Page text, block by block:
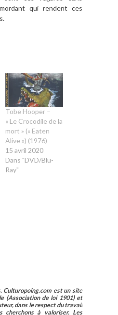
qui rendent ces
Tobe Hooper –
« Le Crocodile de la
mort » (« Eaten
Alive ») (1976)
15 avril 2020
Dans "DVD/Blu-
Ray"
Culturopoing.com est un site
(Association de loi 1901) et
dans le respect du travail
cherchons à valoriser. Les